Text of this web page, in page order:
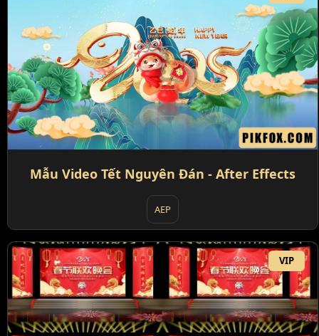
Mẫu Video Tết Nguyên Đán - After Effects
AEP
VIP